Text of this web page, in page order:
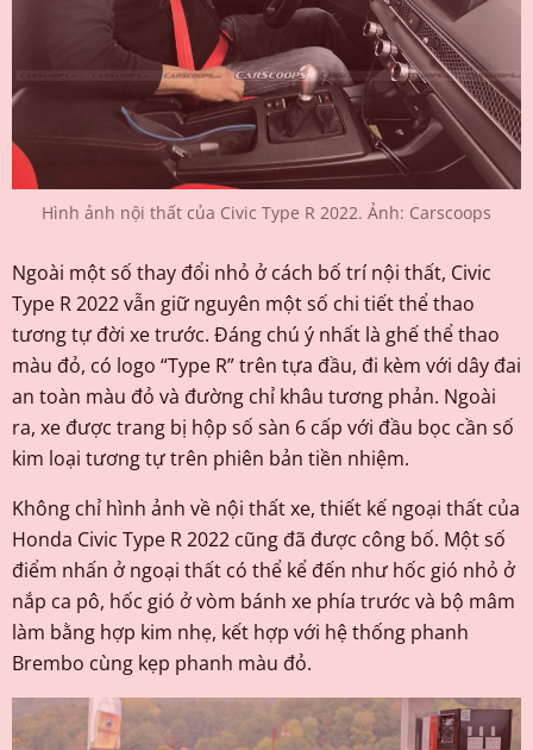
Hình ảnh nội thất của Civic Type R 2022. Ảnh: Carscoops
Ngoài một số thay đổi nhỏ ở cách bố trí nội thất, Civic
Type R 2022 vẫn giữ nguyên một số chi tiết thể thao
tương tự đời xe trước. Đáng chú ý nhất là ghế thể thao
màu đỏ, có logo “Type R” trên tựa đầu, đi kèm với dây đai
an toàn màu đỏ và đường chỉ khâu tương phản. Ngoài
ra, xe được trang bị hộp số sàn 6 cấp với đầu bọc cần số
kim loại tương tự trên phiên bản tiền nhiệm.
Không chỉ hình ảnh về nội thất xe, thiết kế ngoại thất của
Honda Civic Type R 2022 cũng đã được công bố. Một số
điểm nhấn ở ngoại thất có thể kể đến như hốc gió nhỏ ở
nắp ca pô, hốc gió ở vòm bánh xe phía trước và bộ mâm
làm bằng hợp kim nhẹ, kết hợp với hệ thống phanh
Brembo cùng kẹp phanh màu đỏ.